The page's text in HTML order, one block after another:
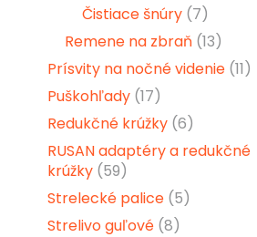
Čistiace šnúry (7)
Remene na zbraň (13)
Prísvity na nočné videnie (11)
Puškohľady (17)
Redukčné krúžky (6)
RUSAN adaptéry a redukčné
krúžky (59)
Strelecké palice (5)
Strelivo guľové (8)